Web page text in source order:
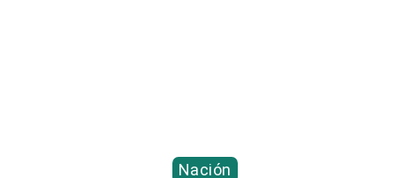
Nación